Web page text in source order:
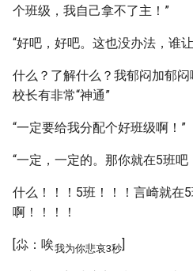
个班级，我自己拿不了主！”
“好吧，好吧。这也没办法，谁
什么？了解什么？我郁闷加郁
校长有非常“神通”
“一定要给我分配个好班级啊！”
“一定，一定的。那你就在5班
什么！！！5班！！！言崎就在
啊！！！！
[尛：唉我为你悲哀3秒]